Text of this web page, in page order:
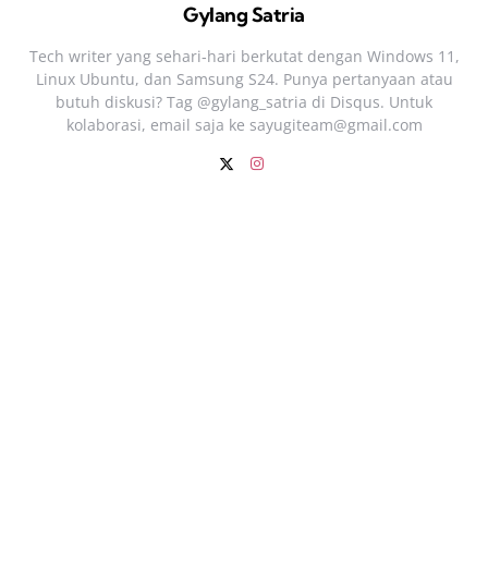
Gylang Satria
Tech writer yang sehari‑hari berkutat dengan Windows 11,
Linux Ubuntu, dan Samsung S24. Punya pertanyaan atau
butuh diskusi? Tag @gylang_satria di Disqus. Untuk
kolaborasi, email saja ke sayugiteam@gmail.com